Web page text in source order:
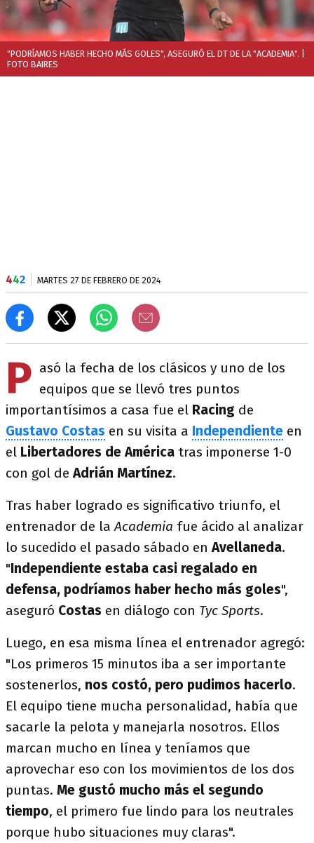
"PODRÍAMOS HABER HECHO MÁS GOLES", ASEGURÓ EL DT DE LA "ACADEMIA".
FOTO BAIRES
442 MARTES 27 DE FEBRERO DE 2024
P asó la fecha de los clásicos y uno de los
equipos que se llevó tres puntos
importantísimos a casa fue el Racing de
Gustavo Costas en su visita a Independiente en
el Libertadores de América tras imponerse 1-0
con gol deAdrián Martínez.
Tras haber logrado es significativo triunfo, el
entrenador de laAcademia fue ácido al analizar
lo sucedido el pasado sábado enAvellaneda.
"Independiente estaba casi regalado en
defensa, podríamos haber hecho más goles",
aseguró Costas en diálogo con Tyc Sports.
Luego, en esa misma línea el entrenador agregó:
"Los primeros 15 minutos iba a ser importante
sostenerlos, nos costó, pero pudimos hacerlo.
El equipo tiene mucha personalidad, había que
sacarle la pelota y manejarla nosotros. Ellos
marcan mucho en línea y teníamos que
aprovechar eso con los movimientos de los dos
puntas. Me gustó mucho más el segundo
tiempo, el primero fue lindo para los neutrales
porque hubo situaciones muy claras".